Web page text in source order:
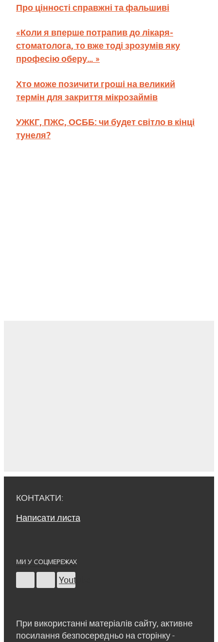
Про цінності справжні та фальшиві
«Коли я вперше потрапив до лікаря-
стоматолога, то вже тоді зрозумів яку
професію оберу… »
Хто може позичити гроші на великий
термін для закриття мікрозаймів
УЖКГ, ПЖС, ОСББ: чи будет світло в кінці
тунеля?
КОНТАКТИ:
Написати листа
МИ У СОЦМЕРЕЖАХ
Youtube
При використанні матеріалів сайту, активне
посилання безпосередньо на сторінку -